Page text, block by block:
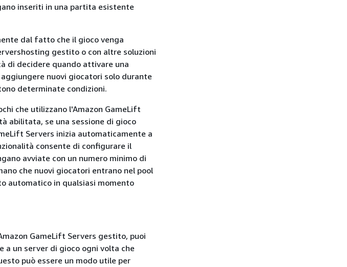
inseriti in una partita esistente
dal fatto che il gioco venga
gestito o con altre soluzioni
di decidere quando attivare una
nuovi giocatori solo durante
determinate condizioni.
che utilizzano l'Amazon GameLift
abilitata, se una sessione di gioco
Servers inizia automaticamente a
consente di configurare il
avviate con un numero minimo di
che nuovi giocatori entrano nel pool
automatico in qualsiasi momento
GameLift Servers gestito, puoi
un server di gioco ogni volta che
può essere un modo utile per